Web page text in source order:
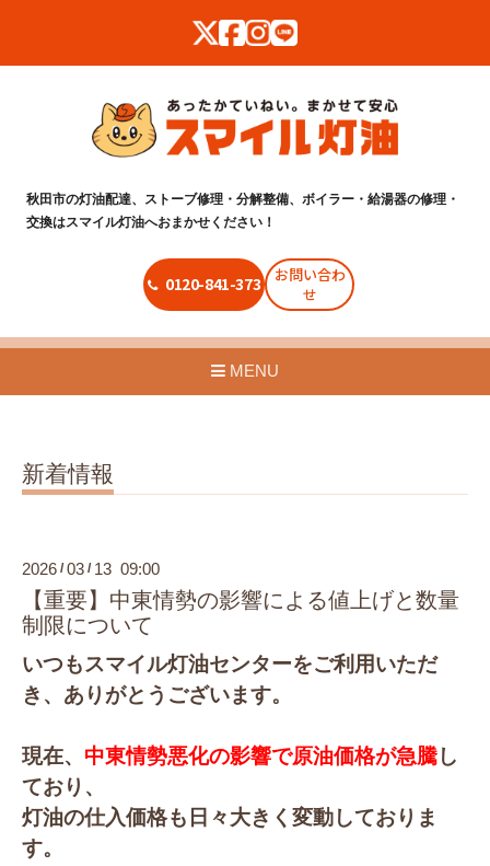
秋田市の灯油配達、ストーブ修理・分解整備、ボイラー・給湯器の修理・
交換はスマイル灯油へおまかせください！
0120-841-373
お問い合わ
せ
MENU
新着情報
2026 /03 / 13 09:00
【重要】中東情勢の影響による値上げと数量
制限について
いつもスマイル灯油センターをご利用いただ
き、ありがとうございます。
現在、 中東情勢悪化の影響で原油価格が急騰し
ており、
灯油の仕入価格も日々大きく変動しておりま
す。